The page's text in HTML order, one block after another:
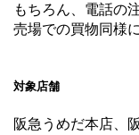
もちろん、電話の
売場での買物同様
対象店舗
阪急うめだ本店、